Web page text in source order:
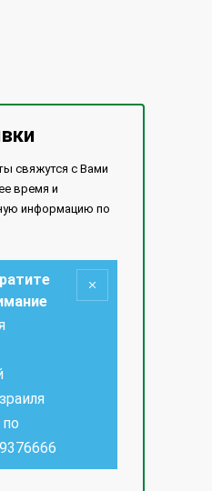
свяжутся с Вами
время и
информацию по